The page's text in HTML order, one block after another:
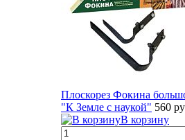
Плоскорез Фокина
"К Земле с наукой" 560
В корзину